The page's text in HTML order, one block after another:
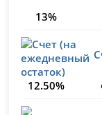
13%
12.50%